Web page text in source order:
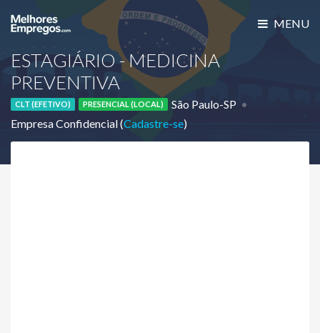
MENU
ESTAGIÁRIO - MEDICINA
PREVENTIVA
CLT (EFETIVO) PRESENCIAL (LOCAL)
São Paulo-SP
Empresa Confidencial (Cadastre-se)